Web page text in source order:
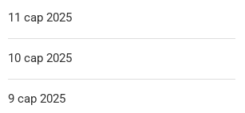
11 сар 2025
10 сар 2025
9 сар 2025